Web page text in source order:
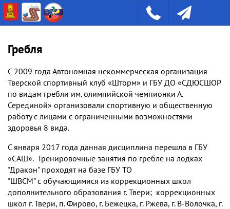
Гребля
С 2009 года Автономная некоммерческая организация
Тверской спортивный клуб «Шторм» и ГБУ ДО «СДЮСШОР
по видам гребли им. олимпийской чемпионки А.
Серединой» организовали спортивную и общественную
работу с лицами с ограниченными возможностями
здоровья 8 вида.
С января 2017 года данная дисциплина перешла в ГБУ
«САШ». Тренировочные занятия по гребле на лодках
"Дракон" проходят на базе ГБУ ТО
"ШВСМ" с обучающимися из коррекционных школ
дополнительного образования г. Твери; коррекционных
школ г. Твери, п. Фирово, г. Бежецка, г. Ржева, г. В-Волочка, г.